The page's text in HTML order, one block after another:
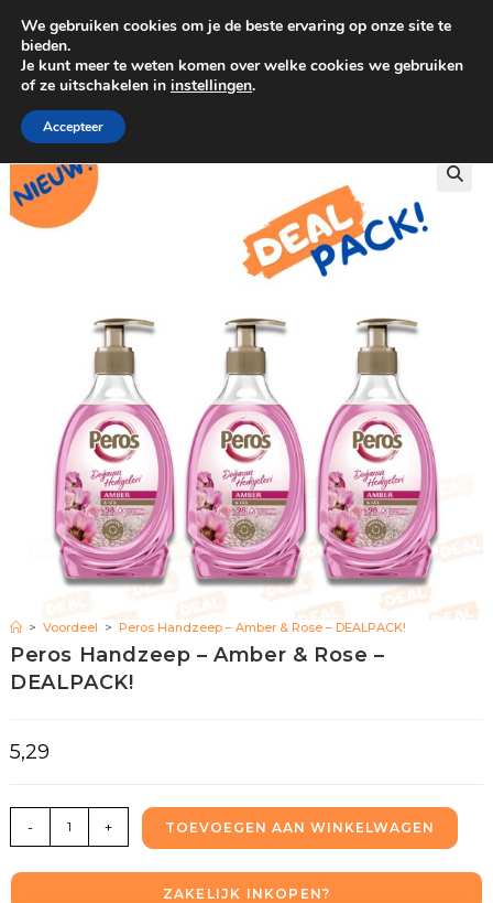
GRATIS BEZORGING VANAF €100
> Voordeel > Peros Handzeep – Amber & Rose – DEALPACK!
Peros Handzeep – Amber & Rose –
DEALPACK!
5,29
- + TOEVOEGEN AAN WINKELWAGEN
ZAKELIJK INKOPEN?
We gebruiken cookies om je de beste ervaring op onze site te
bieden.
Je kunt meer te weten komen over welke cookies we gebruiken
of ze uitschakelen in instellingen.
Accepteer